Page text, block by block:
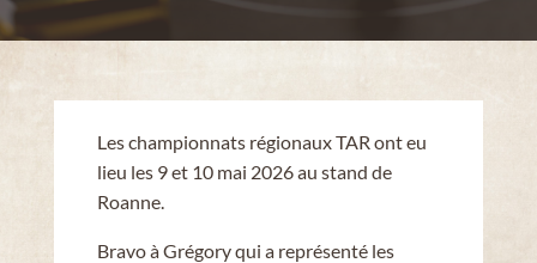
Les championnats régionaux TAR ont eu
lieu les 9 et 10 mai 2026 au stand de
Roanne.
Bravo à Grégory qui a représenté les